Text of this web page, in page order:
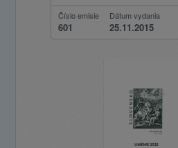
Číslo emisie
601
Dátum vydania
25.11.2015